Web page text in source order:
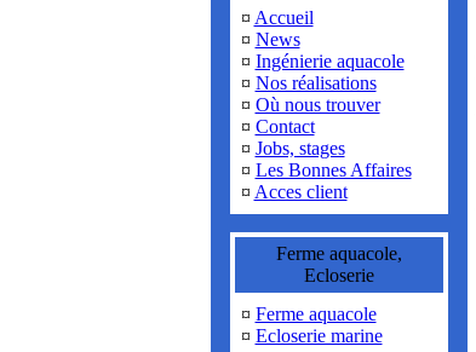
¤ Accueil
¤ News
¤ Ingénierie aquacole
¤ Nos réalisations
¤ Où nous trouver
¤ Contact
¤ Jobs, stages
¤ Les Bonnes Affaires
¤ Acces client
Ferme aquacole,
Ecloserie
¤ Ferme aquacole
¤ Ecloserie marine